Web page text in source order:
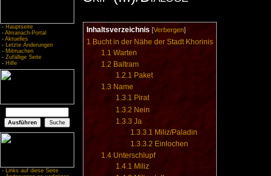
- Hauptseite
- Almanach-Portal
- Aktuelles
- Letzte Änderungen
- Mitmachen
- Zufällige Seite
- Hilfe
- Links auf diese Seite
Inhaltsverzeichnis [Verbergen]
1 Bucht in der Nähe der Stadt Khorinis
1.1 Warten
1.2 Baltram
1.2.1 Paket
1.3 Name
1.3.1 Pirat
1.3.2 Nein
1.3.3 Ja
1.3.3.1 Miliz/Paladin
1.3.3.2 Einlochen
1.4 Unterschlupf
1.4.1 Miliz